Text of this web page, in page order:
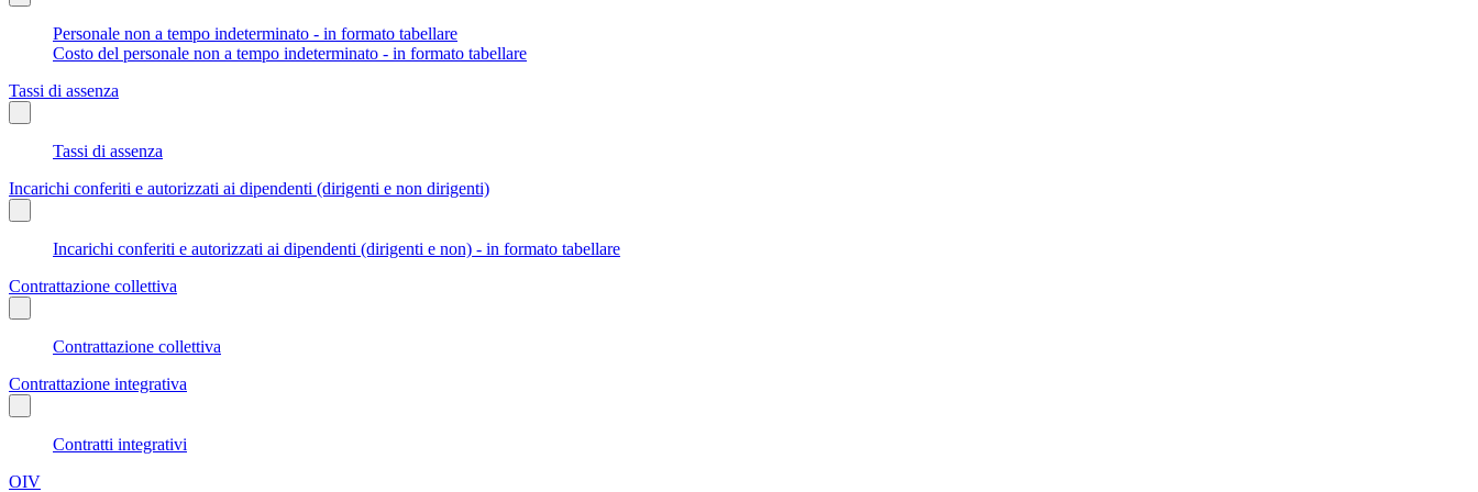
Personale non a tempo indeterminato - in formato tabellare
Costo del personale non a tempo indeterminato - in formato tabellare
Tassi di assenza
Tassi di assenza
Incarichi conferiti e autorizzati ai dipendenti (dirigenti e non dirigenti)
Incarichi conferiti e autorizzati ai dipendenti (dirigenti e non) - in formato tabellare
Contrattazione collettiva
Contrattazione collettiva
Contrattazione integrativa
Contratti integrativi
OIV